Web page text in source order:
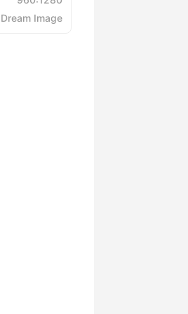
Dream Image